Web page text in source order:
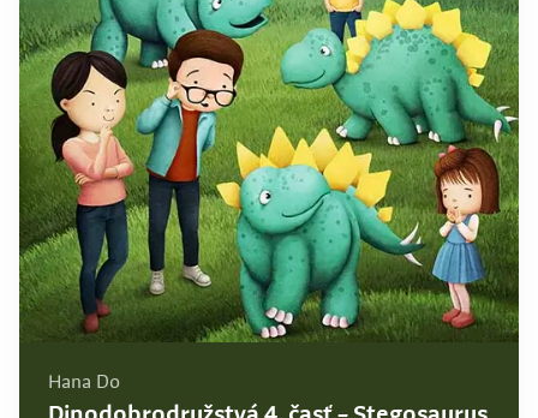
Hana Do